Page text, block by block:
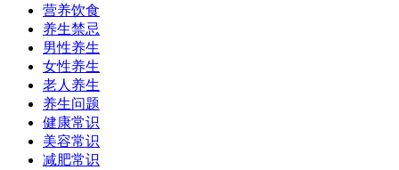
营养饮食
养生禁忌
男性养生
女性养生
老人养生
养生问题
健康常识
美容常识
减肥常识